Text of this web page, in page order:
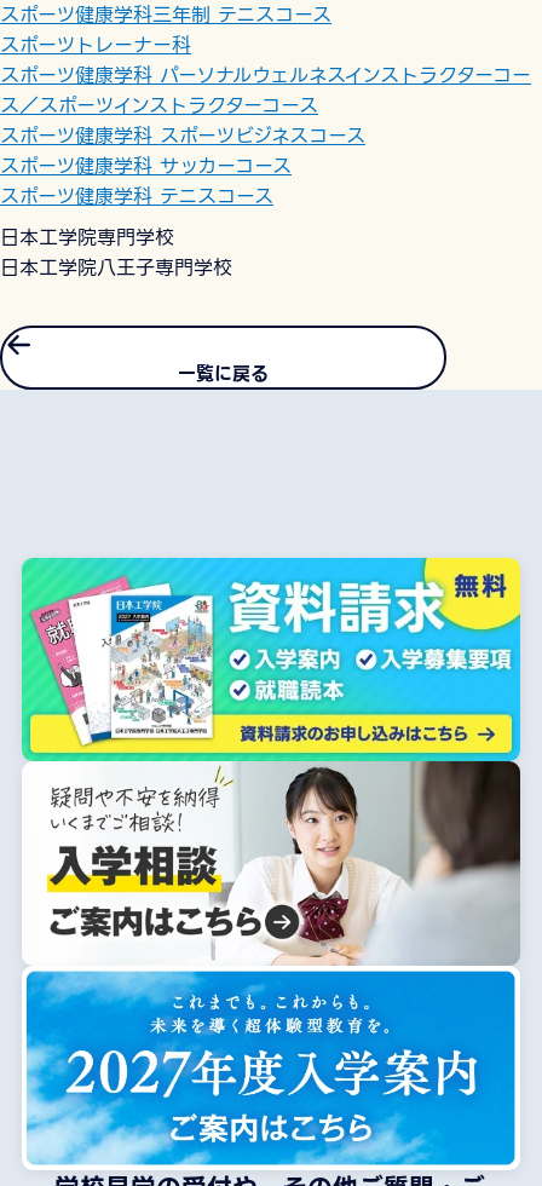
スポーツ健康学科三年制 テニスコース
スポーツトレーナー科
スポーツ健康学科 パーソナルウェルネスインストラクターコー
ス／スポーツインストラクターコース
スポーツ健康学科 スポーツビジネスコース
スポーツ健康学科 サッカーコース
スポーツ健康学科 テニスコース
日本工学院専門学校
日本工学院八王子専門学校
一覧に戻る